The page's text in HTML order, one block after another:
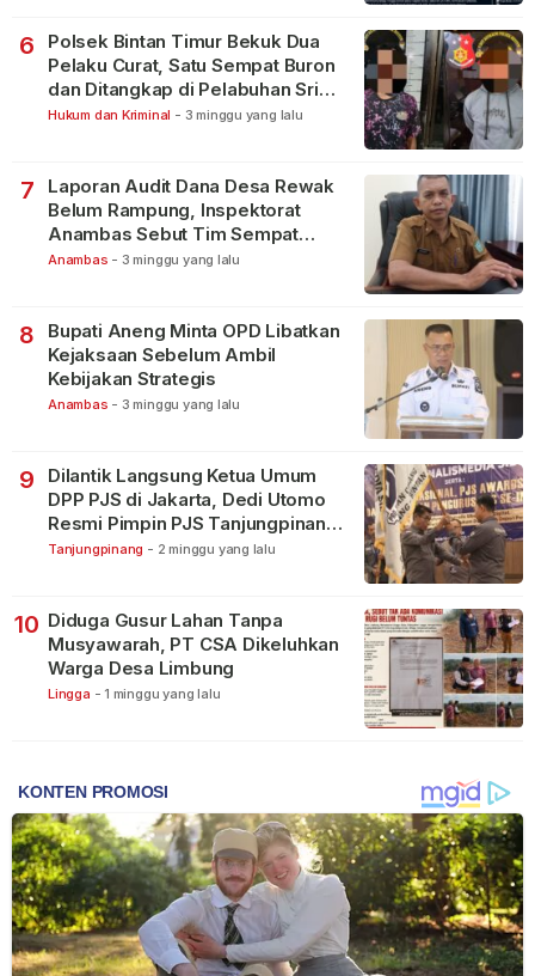
6
Polsek Bintan Timur Bekuk Dua
Pelaku Curat, Satu Sempat Buron
dan Ditangkap di Pelabuhan Sri
Bintan Pura
Hukum dan Kriminal - 3 minggu yang lalu
7
Laporan Audit Dana Desa Rewak
Belum Rampung, Inspektorat
Anambas Sebut Tim Sempat
Terbagi Tangani Kasus Lain
Anambas - 3 minggu yang lalu
8
Bupati Aneng Minta OPD Libatkan
Kejaksaan Sebelum Ambil
Kebijakan Strategis
Anambas - 3 minggu yang lalu
9
Dilantik Langsung Ketua Umum
DPP PJS di Jakarta, Dedi Utomo
Resmi Pimpin PJS Tanjungpinang-
Bintan
Tanjungpinang - 2 minggu yang lalu
10 Diduga Gusur Lahan Tanpa
Musyawarah, PT CSA Dikeluhkan
Warga Desa Limbung
Lingga - 1 minggu yang lalu